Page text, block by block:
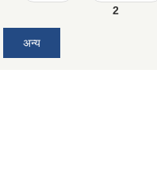
2
अन्य